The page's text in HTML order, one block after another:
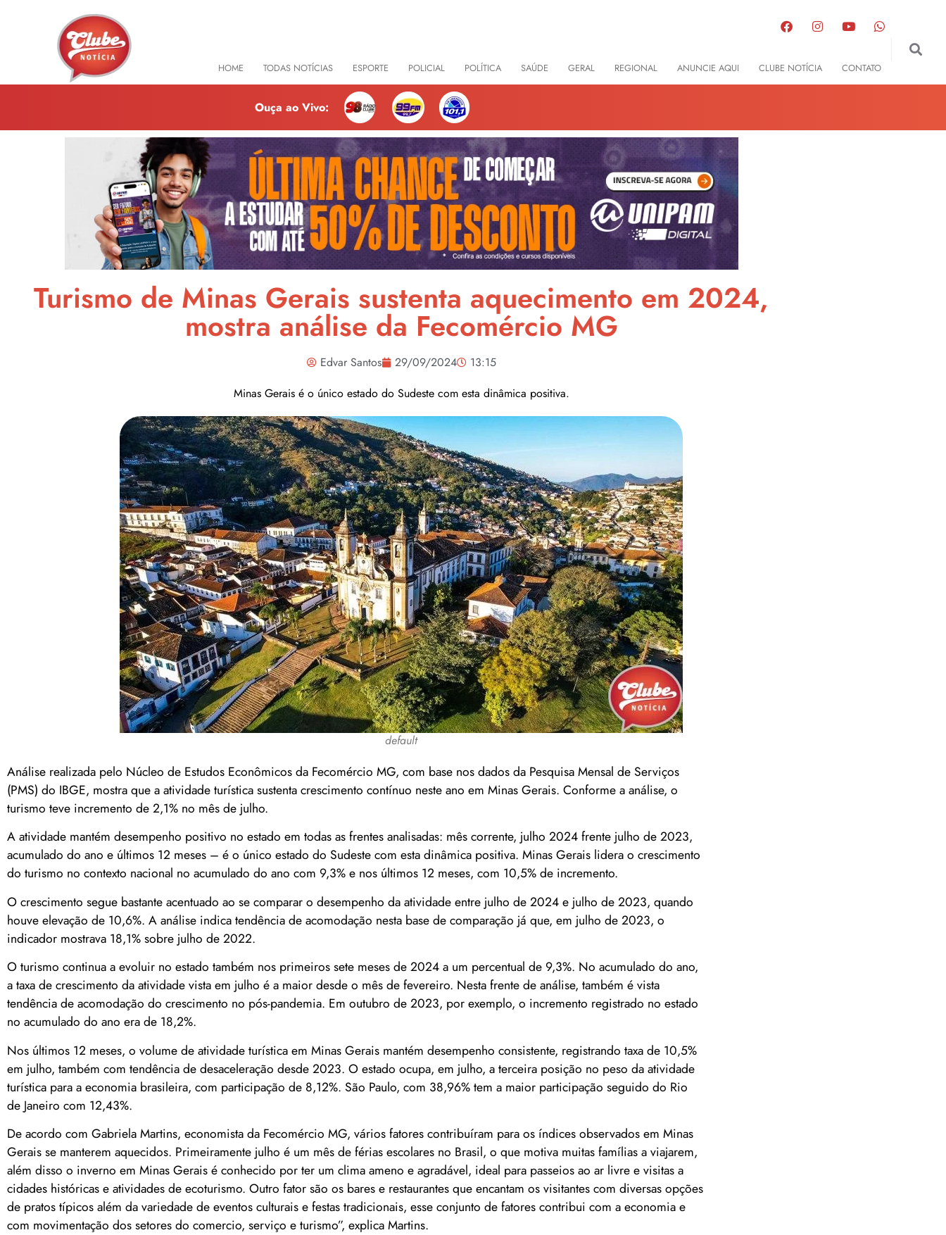
HOME TODAS NOTÍCIAS ESPORTE POLICIAL POLÍTICA SAÚDE GERAL REGIONAL ANUNCIE AQUI CLUBE NOTÍCIA CONTATO
Ouça ao Vivo:
Turismo de Minas Gerais sustenta aquecimento em 2024,
mostra análise da Fecomércio MG
Edvar Santos 29/09/2024
13:15
Minas Gerais é o único estado do Sudeste com esta dinâmica positiva.
default
Análise realizada pelo Núcleo de Estudos Econômicos da Fecomércio MG, com base nos dados da Pesquisa Mensal de Serviços
(PMS) do IBGE, mostra que a atividade turística sustenta crescimento contínuo neste ano em Minas Gerais. Conforme a análise, o
turismo teve incremento de 2,1% no mês de julho.
A atividade mantém desempenho positivo no estado em todas as frentes analisadas: mês corrente, julho 2024 frente julho de 2023,
acumulado do ano e últimos 12 meses – é o único estado do Sudeste com esta dinâmica positiva. Minas Gerais lidera o crescimento
do turismo no contexto nacional no acumulado do ano com 9,3% e nos últimos 12 meses, com 10,5% de incremento.
O crescimento segue bastante acentuado ao se comparar o desempenho da atividade entre julho de 2024 e julho de 2023, quando
houve elevação de 10,6%. A análise indica tendência de acomodação nesta base de comparação já que, em julho de 2023, o
indicador mostrava 18,1% sobre julho de 2022.
O turismo continua a evoluir no estado também nos primeiros sete meses de 2024 a um percentual de 9,3%. No acumulado do ano,
a taxa de crescimento da atividade vista em julho é a maior desde o mês de fevereiro. Nesta frente de análise, também é vista
tendência de acomodação do crescimento no pós-pandemia. Em outubro de 2023, por exemplo, o incremento registrado no estado
no acumulado do ano era de 18,2%.
Nos últimos 12 meses, o volume de atividade turística em Minas Gerais mantém desempenho consistente, registrando taxa de 10,5%
em julho, também com tendência de desaceleração desde 2023. O estado ocupa, em julho, a terceira posição no peso da atividade
turística para a economia brasileira, com participação de 8,12%. São Paulo, com 38,96% tem a maior participação seguido do Rio
de Janeiro com 12,43%.
De acordo com Gabriela Martins, economista da Fecomércio MG, vários fatores contribuíram para os índices observados em Minas
Gerais se manterem aquecidos. Primeiramente julho é um mês de férias escolares no Brasil, o que motiva muitas famílias a viajarem,
além disso o inverno em Minas Gerais é conhecido por ter um clima ameno e agradável, ideal para passeios ao ar livre e visitas a
cidades históricas e atividades de ecoturismo. Outro fator são os bares e restaurantes que encantam os visitantes com diversas opções
de pratos típicos além da variedade de eventos culturais e festas tradicionais, esse conjunto de fatores contribui com a economia e
com movimentação dos setores do comercio, serviço e turismo”, explica Martins.